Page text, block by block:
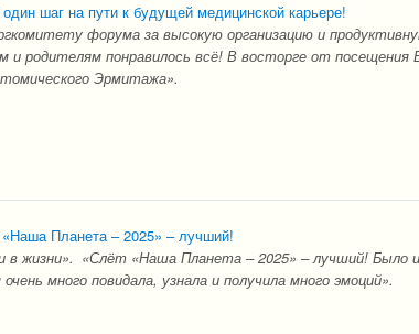
шаг на пути к будущей медицинской карьере!
форума за высокую организацию и
родителям понравилось всё! В восторге от посещения
Эрмитажа».
Планета – 2025» – лучший!
в жизни». «Слёт «Наша Планета – 2025» – лучший! Было
много повидала, узнала и получила много эмоций».